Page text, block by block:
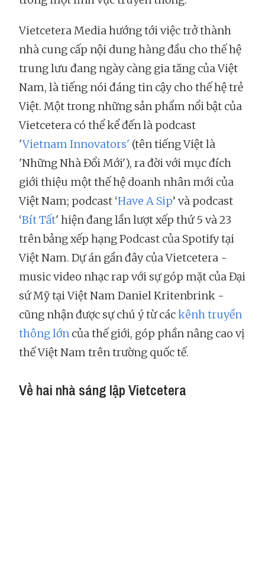
Vietcetera Media hướng tới việc trở thành
nhà cung cấp nội dung hàng đầu cho thế hệ
trung lưu đang ngày càng gia tăng của Việt
Nam, là tiếng nói đáng tin cậy cho thế hệ trẻ
Việt. Một trong những sản phẩm nổi bật của
Vietcetera có thể kể đến là podcast
'Vietnam Innovators' (tên tiếng Việt là
'Những Nhà Đổi Mới'), ra đời với mục đích
giới thiệu một thế hệ doanh nhân mới của
Việt Nam; podcast ‘Have A Sip’ và podcast
‘Bít Tất' hiện đang lần lượt xếp thứ 5 và 23
trên bảng xếp hạng Podcast của Spotify tại
Việt Nam. Dự án gần đây của Vietcetera -
music video nhạc rap với sự góp mặt của Đại
sứ Mỹ tại Việt Nam Daniel Kritenbrink -
cũng nhận được sự chú ý từ cáckênh truyền
thông lớn của thế giới, góp phần nâng cao vị
thế Việt Nam trên trường quốc tế.
Về hai nhà sáng lập Vietcetera